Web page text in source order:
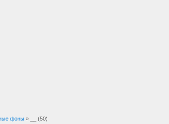
фоны » __ (50)